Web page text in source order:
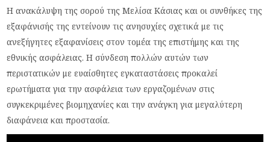
Η ανακάλυψη της σορού της Μελίσα Κάσιας και οι συνθήκες της
εξαφάνισής της εντείνουν τις ανησυχίες σχετικά με τις
ανεξήγητες εξαφανίσεις στον τομέα της επιστήμης και της
εθνικής ασφάλειας. Η σύνδεση πολλών αυτών των
περιστατικών με ευαίσθητες εγκαταστάσεις προκαλεί
ερωτήματα για την ασφάλεια των εργαζομένων στις
συγκεκριμένες βιομηχανίες και την ανάγκη για μεγαλύτερη
διαφάνεια και προστασία.